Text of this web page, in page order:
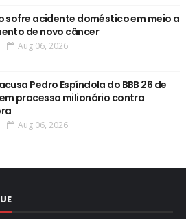
sofre acidente doméstico em meio a
de novo câncer
Aug 06, 2026
Pedro Espíndola do BBB 26 de
processo milionário contra
Aug 06, 2026